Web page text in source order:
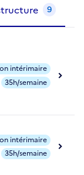
9
intérimaire
35h/semaine
intérimaire
35h/semaine